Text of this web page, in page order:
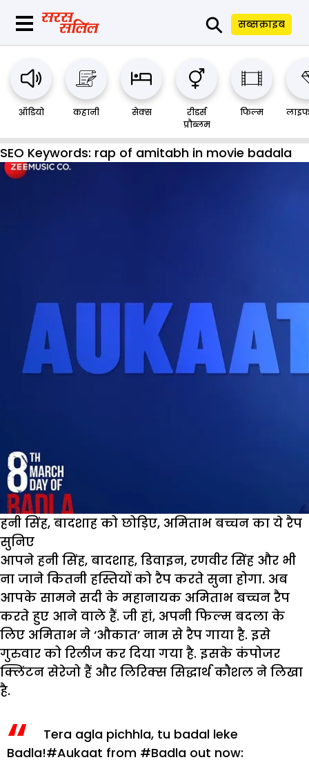
⚲ सब्सक्राइब
ऑडियो कहानी सेक्स
रीडर्स
प्रौब्लम
फिल्म
SEO Keywords: rap of amitabh in movie badala
हनी सिंह, बादशाह को छोड़िए, अमिताभ बच्चन का ये रैप
सुनिए
आपने हनी सिंह, बादशाह, डिवाइन, रणवीर सिंह और भी
ना जाने कितनी हस्तियों को रैप करते सुना होगा. अब
आपके सामने सदी के महानायक अमिताभ बच्चन रैप
करते हुए आने वाले हैं. जी हां, अपनी फिल्म बदला के
लिए अमिताभ ने ‘औकात’ नाम से रैप गाया है. इसे
गुरुवार को रिलीज कर दिया गया है. इसके कंपोजर
क्लिंटन सेरेजो हैं और लिरिक्स सिद्धार्थ कौशल ने लिखा
है.
Tera agla pichhla, tu badal leke
Badla!#Aukaat from #Badla out now: